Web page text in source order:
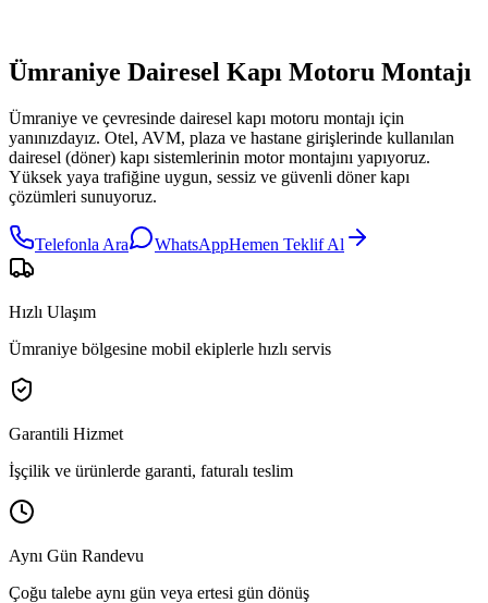
Ümraniye Dairesel Kapı Motoru Montajı
Ümraniye ve çevresinde dairesel kapı motoru montajı için
yanınızdayız. Otel, AVM, plaza ve hastane girişlerinde kullanılan
dairesel (döner) kapı sistemlerinin motor montajını yapıyoruz.
Yüksek yaya trafiğine uygun, sessiz ve güvenli döner kapı
çözümleri sunuyoruz.
Telefonla Ara WhatsAppHemen Teklif Al
Hızlı Ulaşım
Ümraniye bölgesine mobil ekiplerle hızlı servis
Garantili Hizmet
İşçilik ve ürünlerde garanti, faturalı teslim
Aynı Gün Randevu
Çoğu talebe aynı gün veya ertesi gün dönüş